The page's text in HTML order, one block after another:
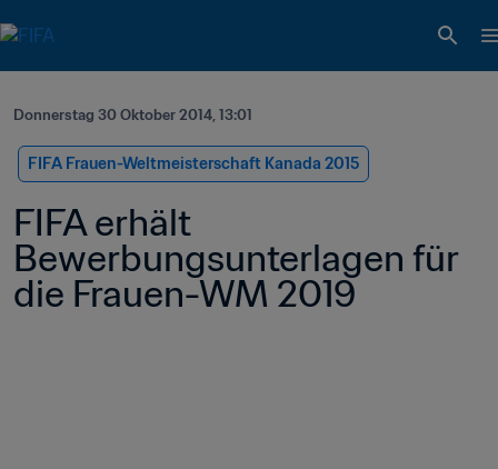
Donnerstag 30 Oktober 2014, 13:01
FIFA Frauen-Weltmeisterschaft Kanada 2015
FIFA erhält
Bewerbungsunterlagen für
die Frauen-WM 2019